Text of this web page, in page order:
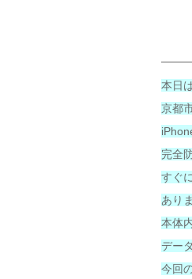
本日
京都
完全
すぐ
あり
本体
デー
今回